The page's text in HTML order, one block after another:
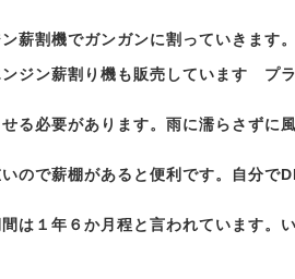
薪割機でガンガンに割っていきます
ジン薪割り機も販売しています プラ
る必要があります。雨に濡らさずに
ので薪棚があると便利です。自分で
は１年６か月程と言われています。